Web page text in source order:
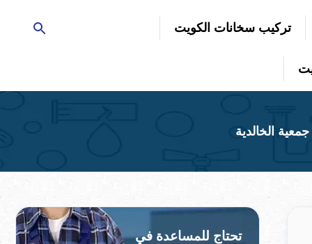
تركيب سخانات الكويت
تحتاج للمساعدة في